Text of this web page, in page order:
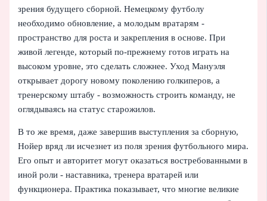
зрения будущего сборной. Немецкому футболу
необходимо обновление, а молодым вратарям -
пространство для роста и закрепления в основе. При
живой легенде, который по-прежнему готов играть на
высоком уровне, это сделать сложнее. Уход Мануэля
открывает дорогу новому поколению голкиперов, а
тренерскому штабу - возможность строить команду, не
оглядываясь на статус старожилов.
В то же время, даже завершив выступления за сборную,
Нойер вряд ли исчезнет из поля зрения футбольного мира.
Его опыт и авторитет могут оказаться востребованными в
иной роли - наставника, тренера вратарей или
функционера. Практика показывает, что многие великие